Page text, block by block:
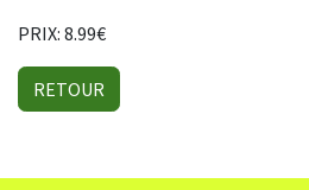
PRIX: 8.99€
RETOUR